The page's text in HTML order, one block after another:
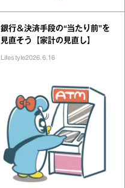
銀行＆決済手段の“当たり前”を
見直そう【家計の見直し】
Lifestyle2026.6.16